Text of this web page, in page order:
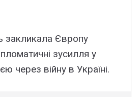
закликала Європу
зусилля у
через війну в Україні.